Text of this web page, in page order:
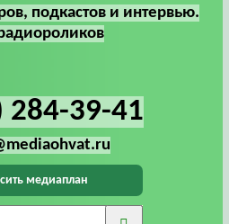
подкастов и интервью.
284-39-41
медиаплан